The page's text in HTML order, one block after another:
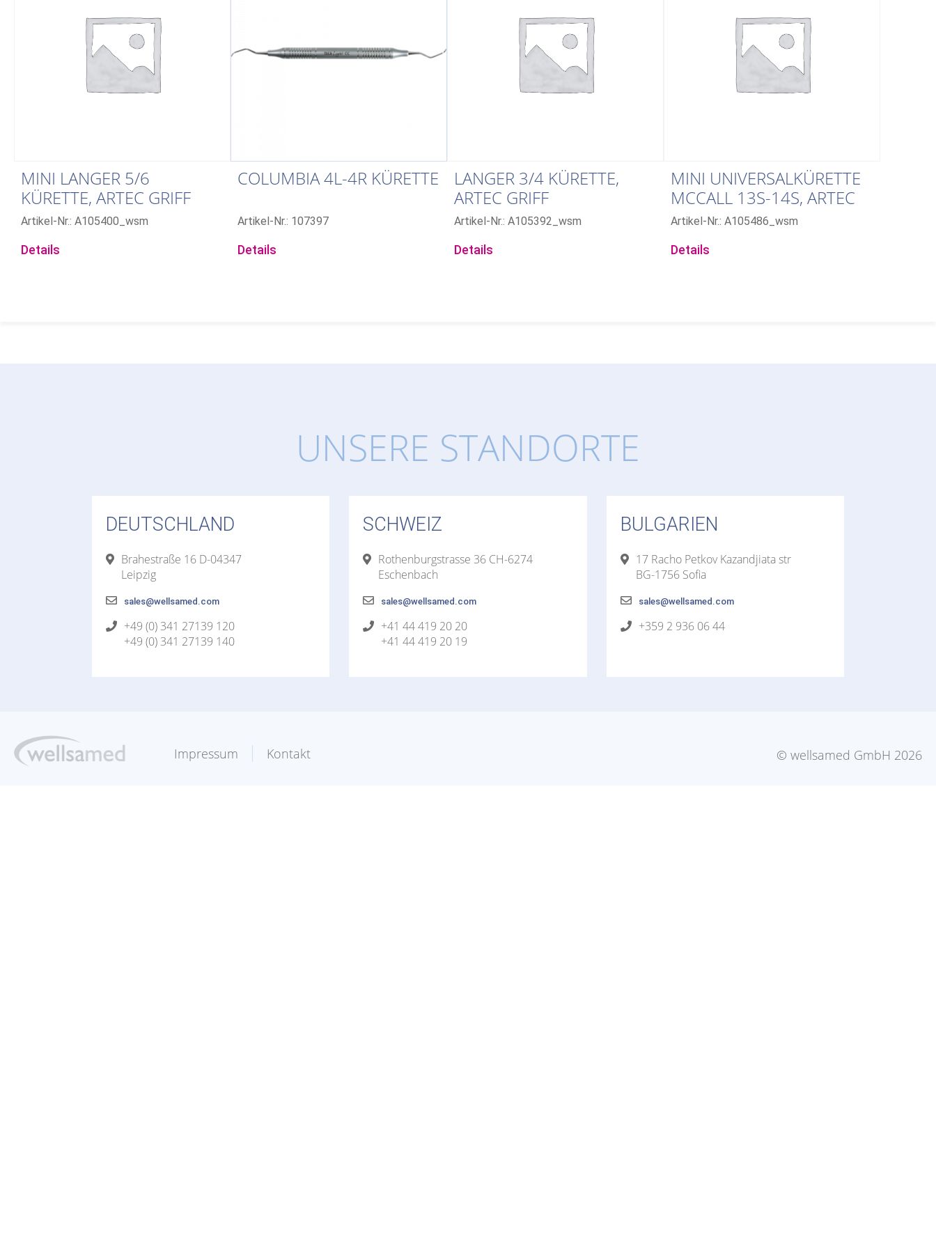
MINI LANGER 5/6
KÜRETTE, ARTEC GRIFF
Artikel-Nr.: A105400_wsm
Details
COLUMBIA 4L-4R KÜRETTE
Artikel-Nr.: 107397
Details
LANGER 3/4 KÜRETTE,
ARTEC GRIFF
Artikel-Nr.: A105392_wsm
Details
MINI UNIVERSALKÜRETTE
MCCALL 13S-14S, ARTEC
GRIFF
Artikel-Nr.: A105486_wsm
Details
UNSERE STANDORTE
DEUTSCHLAND
Brahestraße 16 D-04347
Leipzig
sales@wellsamed.com
+49 (0) 341 27139 120
+49 (0) 341 27139 140
SCHWEIZ
Rothenburgstrasse 36 CH-6274
Eschenbach
sales@wellsamed.com
+41 44 419 20 20
+41 44 419 20 19
BULGARIEN
17 Racho Petkov Kazandjiata str
BG-1756 Sofia
sales@wellsamed.com
+359 2 936 06 44
Impressum Kontakt © wellsamed GmbH 2026